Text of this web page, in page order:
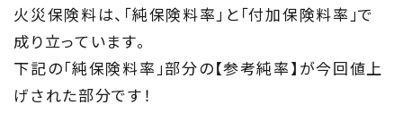
Information
家づくりに役立つ情報
Maintenance
火災保険料は、「純保険料率」と「付加保険料率」で
成り立っています。
下記の「純保険料率」部分の【参考純率】が今回値上
げされた部分です！